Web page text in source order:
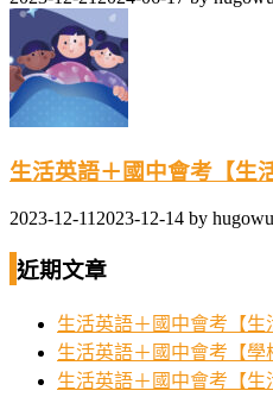
生活英語＋國中會考【生
2023-12-11 2023-12-14 by hugowu
近期文章
生活英語＋國中會考【
生活英語＋國中會考【學
生活英語＋國中會考【